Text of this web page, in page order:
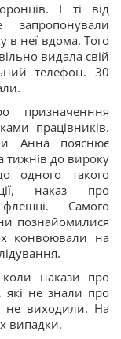
І ті від
в неї вдома. Того
видала свій
телефон. 30
призначенння
працівників.
Анна пояснює
тижнів до вироку
одного такого
наказ про
Самого
познайомилися
конвоювали на
накази про
які не знали про
не виходили. На
випадки.